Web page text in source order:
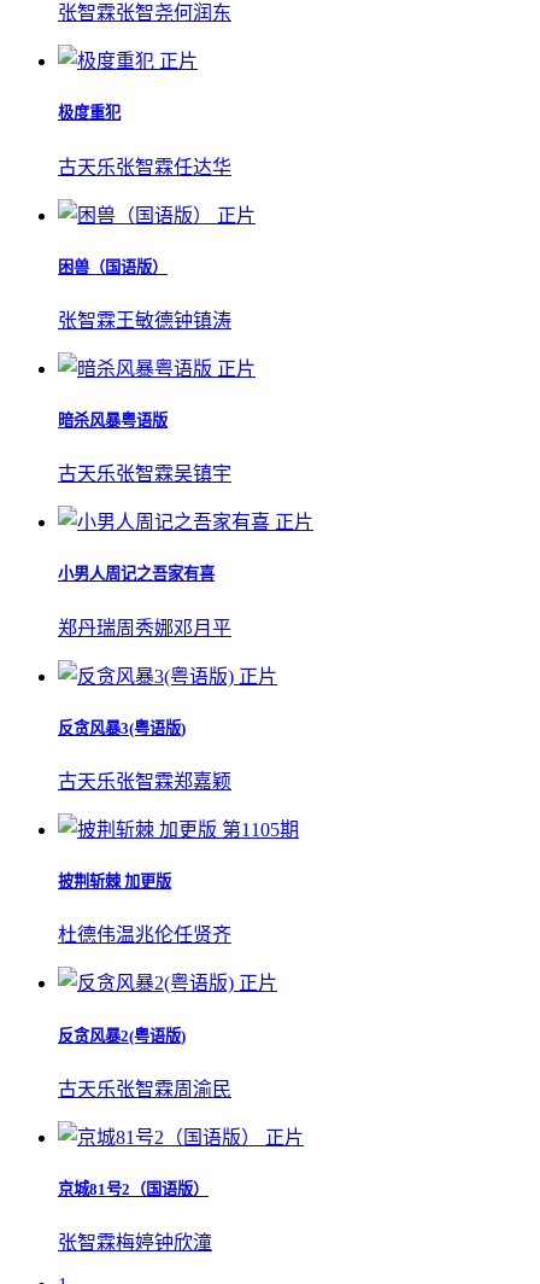
张智霖张智尧何润东
正片
极度重犯
古天乐张智霖任达华
正片
困兽（国语版）
张智霖王敏德钟镇涛
正片
暗杀风暴粤语版
古天乐张智霖吴镇宇
正片
小男人周记之吾家有喜
郑丹瑞周秀娜邓月平
正片
反贪风暴3(粤语版)
古天乐张智霖郑嘉颖
第1105期
披荆斩棘 加更版
杜德伟温兆伦任贤齐
正片
反贪风暴2(粤语版)
古天乐张智霖周渝民
正片
京城81号2（国语版）
张智霖梅婷钟欣潼